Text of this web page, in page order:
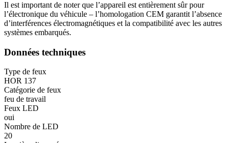
Il est important de noter que l’appareil est entièrement sûr pour
l’électronique du véhicule – l’homologation CEM garantit l’absence
d’interférences électromagnétiques et la compatibilité avec les autres
systèmes embarqués.
Données techniques
Type de feux
HOR 137
Catégorie de feux
feu de travail
Feux LED
oui
Nombre de LED
20